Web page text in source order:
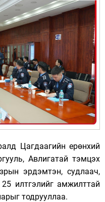
Цагдаагийн ерөнхий
Авлигатай тэмцэх
эрдэмтэн, судлаач,
илтгэлийг амжилттай
тодрууллаа.